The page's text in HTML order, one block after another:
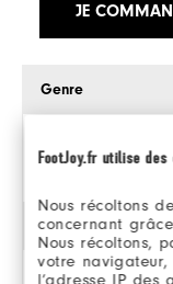
FootJoy.fr utilise des
Nous récoltons
concernant
Nous récoltons,
votre navigateur,
l’adresse IP des
JE
Genre
Pour
Traction